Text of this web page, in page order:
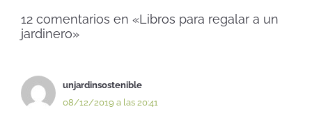
12 comentarios en «Libros para regalar a un
jardinero»
unjardinsostenible
08/12/2019 a las 20:41